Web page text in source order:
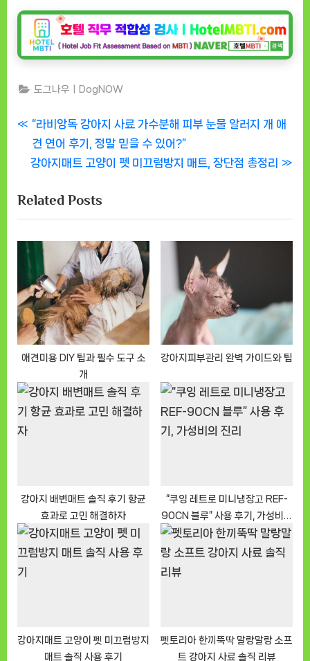
도그나우ㅣDogNOW
글
탐
P
r
e
i
o
u
P
o
s
t
:
“라비앙독 강아지 사료 가수분해 피부 눈물 알러지 개 애
견 연어 후기, 정말 믿을 수 있어?”
N
x
t
P
o
s
t
강아지매트 고양이 펫 미끄럼방지 매트, 장단점 총정리
Related Posts
애견미용 DIY 팁과 필수 도구 소
개
강아지피부관리 완벽 가이드와 팁
강아지 배변매트 솔직 후기 항균
효과로 고민 해결하자
“쿠잉 레트로 미니냉장고 REF-
90CN 블루” 사용 후기, 가성비의
진리
강아지매트 고양이 펫 미끄럼방지
매트 솔직 사용 후기
펫토리아 한끼뚝딱 말랑말랑 소프
트 강아지 사료 솔직 리뷰